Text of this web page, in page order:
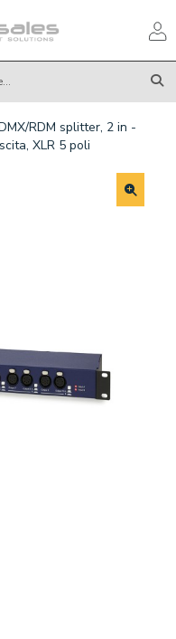
RDM splitter, 2 in -
XLR 5 poli